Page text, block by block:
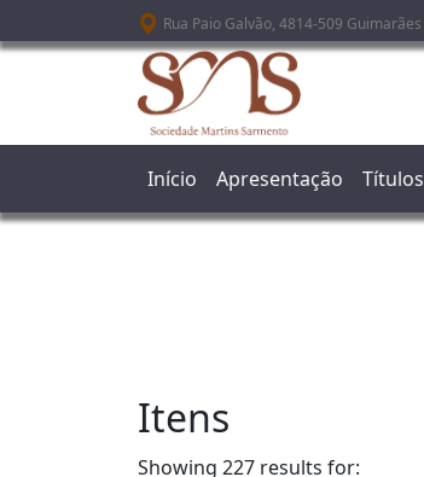
Passar para o conteúdo principal
Rua Paio Galvão, 4814-509 Guimarães
Início Apresentação Títulos
Itens
Showing 227 results for: